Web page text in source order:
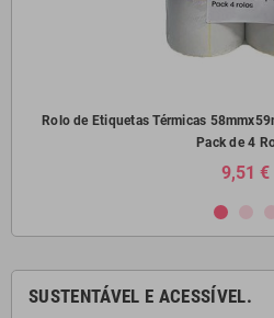
Rolo de Etiquetas Térmicas
Pack de 4
9,51 €
SUSTENTÁVEL E ACESSÍVEL.